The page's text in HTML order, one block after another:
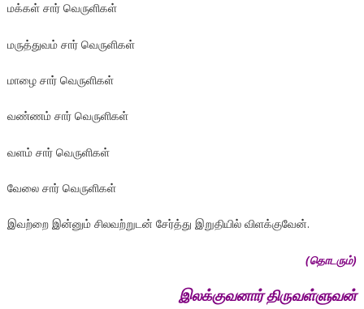
மக்கள் சார் வெருளிகள்
மருத்துவம் சார் வெருளிகள்
மாழை சார் வெருளிகள்
வண்ணம் சார் வெருளிகள்
வளம் சார் வெருளிகள்
வேலை சார் வெருளிகள்
இவற்றை இன்னும் சிலவற்றுடன் சேர்த்து இறுதியில் விளக்குவேன்.
(தொடரும்)
இலக்குவனார் திருவள்ளுவன்